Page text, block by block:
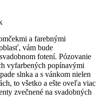
a farebnými
vám bude
fotení. Pózovanie
vyfarbených popínavými
slnka a s vánkom nielen
to všetko a ešte oveľa viac
zvečnené na svadobných